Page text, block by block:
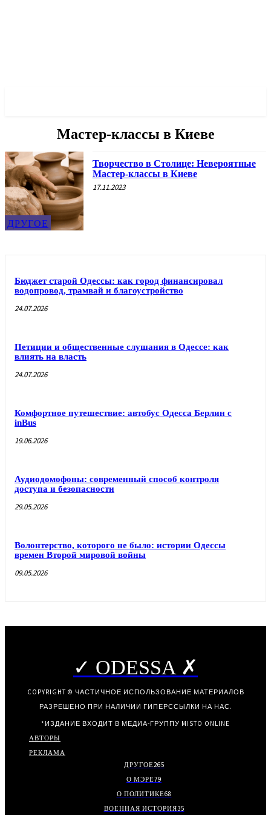
Мастер-классы в Киеве
ДРУГОЕ
Творчество в Столице: Невероятные
Мастер-классы в Киеве
17.11.2023
Бюджет старой Одессы: как город финансировал
водопровод, трамвай и благоустройство
24.07.2026
Петиции и общественные слушания в Одессе: как
влиять на власть
24.07.2026
Комфортное путешествие: автобус Одесса Берлин с
inBus
19.06.2026
Аудиодомофоны: современный способ контроля
доступа и безопасности
29.05.2026
Волонтерство, которого не было: истории Одессы
времен Второй мировой войны
09.05.2026
✓ ODESSA ✗
COPYRIGHT © ЧАСТИЧНОЕ ИСПОЛЬЗОВАНИЕ МАТЕРИАЛОВ
РАЗРЕШЕНО ПРИ НАЛИЧИИ ГИПЕРССЫЛКИ НА НАС.
*ИЗДАНИЕ ВХОДИТ В МЕДИА-ГРУППУ MISTO ONLINE
АВТОРЫ
РЕКЛАМА
ДРУГОЕ265
О МЭРЕ79
О ПОЛИТИКЕ68
ВОЕННАЯ ИСТОРИЯ35